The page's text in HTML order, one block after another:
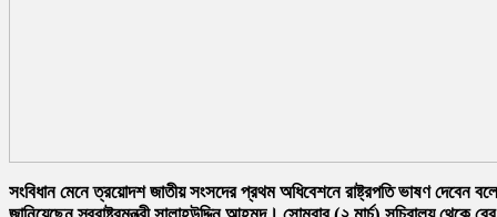
সংবিধান মেনে ত্রয়োদশ জাতীয় সংসদের প্রথম অধিবেশনে রাষ্ট্রপতি ভাষণ দেবেন বলে